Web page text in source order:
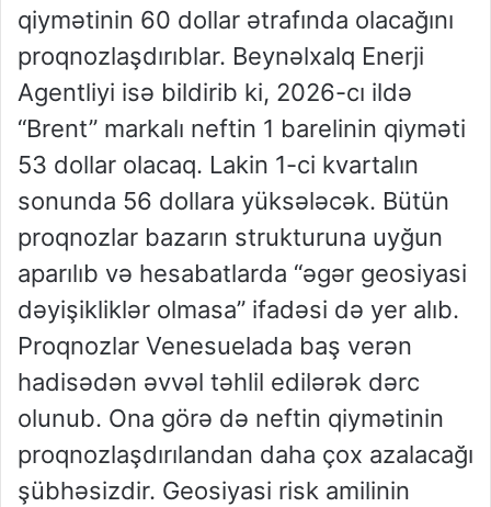
qiymətinin 60 dollar ətrafında olacağını
proqnozlaşdırıblar. Beynəlxalq Enerji
Agentliyi isə bildirib ki, 2026-cı ildə
“Brent” markalı neftin 1 barelinin qiyməti
53 dollar olacaq. Lakin 1-ci kvartalın
sonunda 56 dollara yüksələcək. Bütün
proqnozlar bazarın strukturuna uyğun
aparılıb və hesabatlarda “əgər geosiyasi
dəyişikliklər olmasa” ifadəsi də yer alıb.
Proqnozlar Venesuelada baş verən
hadisədən əvvəl təhlil edilərək dərc
olunub. Ona görə də neftin qiymətinin
proqnozlaşdırılandan daha çox azalacağı
şübhəsizdir. Geosiyasi risk amilinin